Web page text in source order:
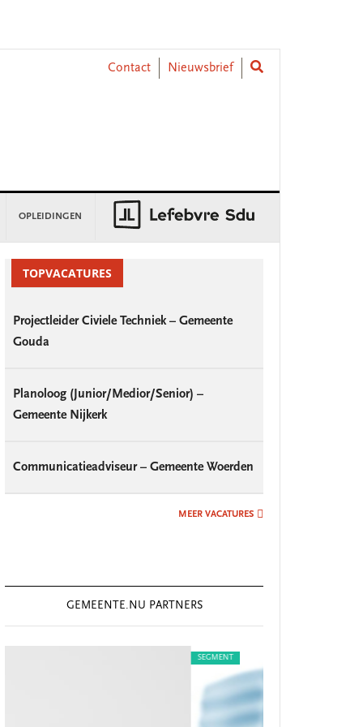
Contact
Nieuwsbrief
OPLEIDINGEN
TOPVACATURES
Projectleider Civiele Techniek – Gemeente
Gouda
Planoloog (Junior/Medior/Senior) –
Gemeente Nijkerk
Communicatieadviseur – Gemeente Woerden
MEER VACATURES
GEMEENTE.NU PARTNERS